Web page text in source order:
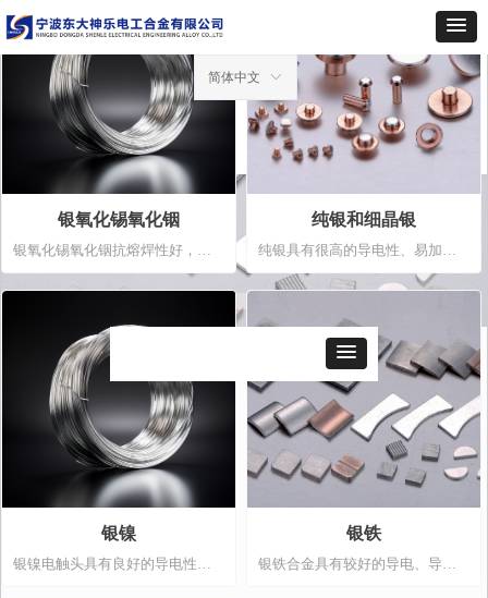
ꀅ
简体中文
ꂃ
首页 ꄲ 产品中心
银氧化锡氧化铟
银氧化锡氧化铟抗熔焊性好，接
触电阻稳定，耐电磨损性特别优
异，无毒，因此它是当前国际上
化锡氧化铟丝材采用预氧化法制
造；银氧化锡氧化铟触片采用合
金内氧化法制造，起钎焊面有复
银层。
纯银和细晶银
纯银具有很高的导电性、易加
工、易焊接等。细晶银是在银中
添加微量元素，细化了晶粒，因
此具有和银相似的导电导热性和
稳定的接触电阻，并具有优于银
的强度和硬度，电寿命高于纯
银。
银镍
银镍电触头具有良好的导电性。
银铁
银铁合金具有较好的导电、导热